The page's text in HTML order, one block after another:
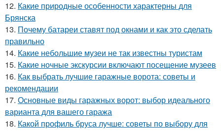
12. Какие природные особенности характерны для
Брянска
13. Почему батареи ставят под окнами и как это сделать
правильно
14. Какие небольшие музеи не так известны туристам
15. Какие ночные экскурсии включают посещение музеев
16. Как выбрать лучшие гаражные ворота: советы и
рекомендации
17. Основные виды гаражных ворот: выбор идеального
варианта для вашего гаража
18. Какой профиль бруса лучше: советы по выбору для